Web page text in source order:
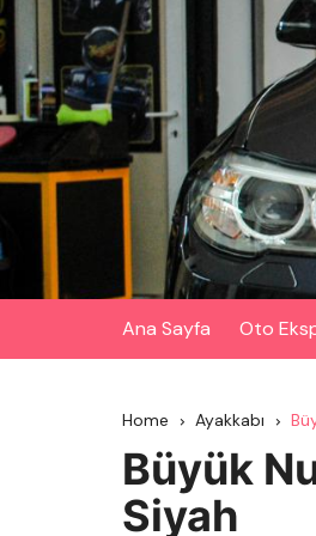
Skip
to
content
Ana Sayfa Oto
Home Ayakkabı
Büyük
Siyah